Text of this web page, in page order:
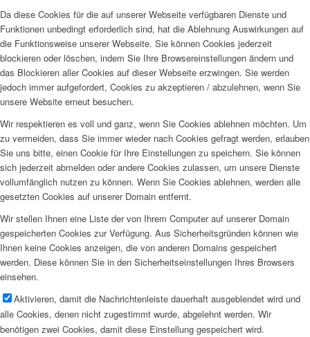
Da diese Cookies für die auf unserer Webseite verfügbaren Dienste und
Funktionen unbedingt erforderlich sind, hat die Ablehnung Auswirkungen auf
die Funktionsweise unserer Webseite. Sie können Cookies jederzeit
blockieren oder löschen, indem Sie Ihre Browsereinstellungen ändern und
das Blockieren aller Cookies auf dieser Webseite erzwingen. Sie werden
jedoch immer aufgefordert, Cookies zu akzeptieren / abzulehnen, wenn Sie
unsere Website erneut besuchen.
Wir respektieren es voll und ganz, wenn Sie Cookies ablehnen möchten. Um
zu vermeiden, dass Sie immer wieder nach Cookies gefragt werden, erlauben
Sie uns bitte, einen Cookie für Ihre Einstellungen zu speichern. Sie können
sich jederzeit abmelden oder andere Cookies zulassen, um unsere Dienste
vollumfänglich nutzen zu können. Wenn Sie Cookies ablehnen, werden alle
gesetzten Cookies auf unserer Domain entfernt.
Wir stellen Ihnen eine Liste der von Ihrem Computer auf unserer Domain
gespeicherten Cookies zur Verfügung. Aus Sicherheitsgründen können wie
Ihnen keine Cookies anzeigen, die von anderen Domains gespeichert
werden. Diese können Sie in den Sicherheitseinstellungen Ihres Browsers
einsehen.
Aktivieren, damit die Nachrichtenleiste dauerhaft ausgeblendet wird und
alle Cookies, denen nicht zugestimmt wurde, abgelehnt werden. Wir
benötigen zwei Cookies, damit diese Einstellung gespeichert wird.